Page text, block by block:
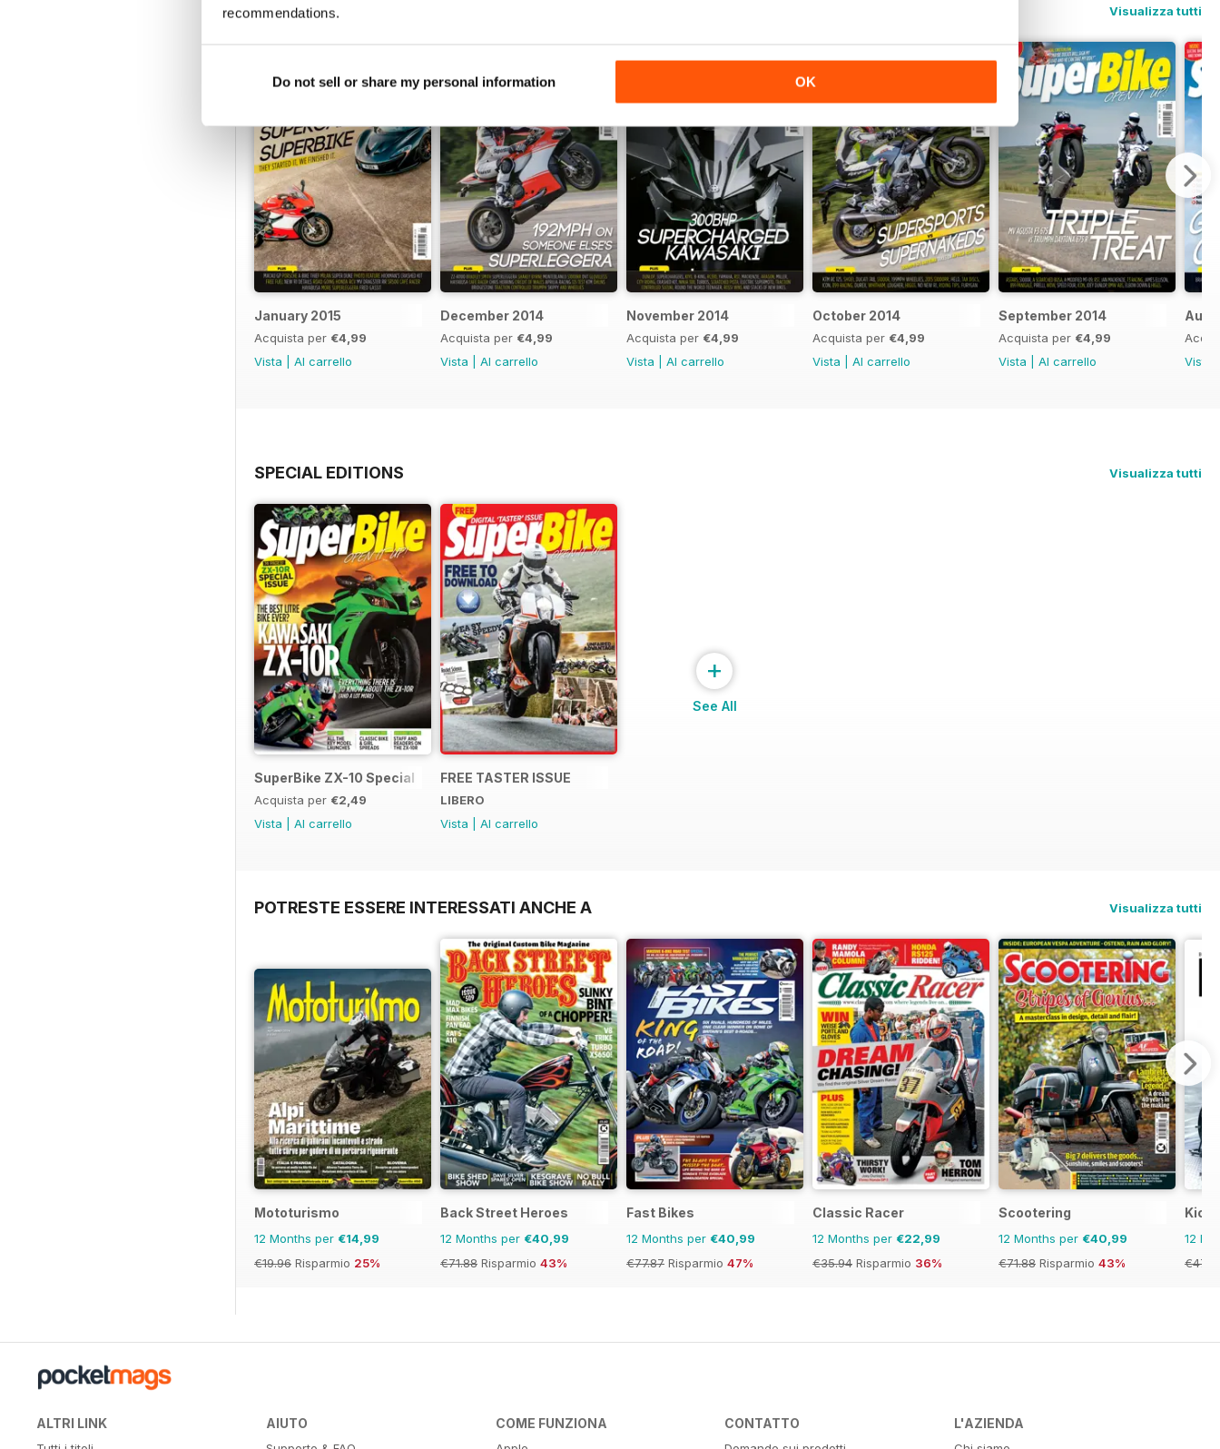
recommendations.
Do not sell or share my personal information OK
EDIZIONI INDIETRO Visualizza tutti
January 2015
Acquista per €4,99
Vista
Al carrello
December 2014
Acquista per €4,99
Vista
Al carrello
November 2014
Acquista per €4,99
Vista
Al carrello
October 2014
Acquista per €4,99
Vista
Al carrello
September 2014
Acquista per €4,99
Vista
Al carrello
Vista
SPECIAL EDITIONS Visualizza tutti
SuperBike ZX-10 Special
Acquista per €2,49
Vista
Al carrello
FREE TASTER ISSUE
LIBERO
Vista
Al carrello
+
See All
POTRESTE ESSERE INTERESSATI ANCHE A Visualizza tutti
Mototurismo
12 Months per €14,99
€19.96 Risparmio 25%
Back Street Heroes
12 Months per €40,99
€71.88 Risparmio 43%
Fast Bikes
12 Months per €40,99
€77.87 Risparmio 47%
Classic Racer
12 Months per €22,99
€35.94 Risparmio 36%
Scootering
12 Months per €40,99
€71.88 Risparmio 43%
12
ALTRI LINK AIUTO COME FUNZIONA CONTATTO L'AZIENDA